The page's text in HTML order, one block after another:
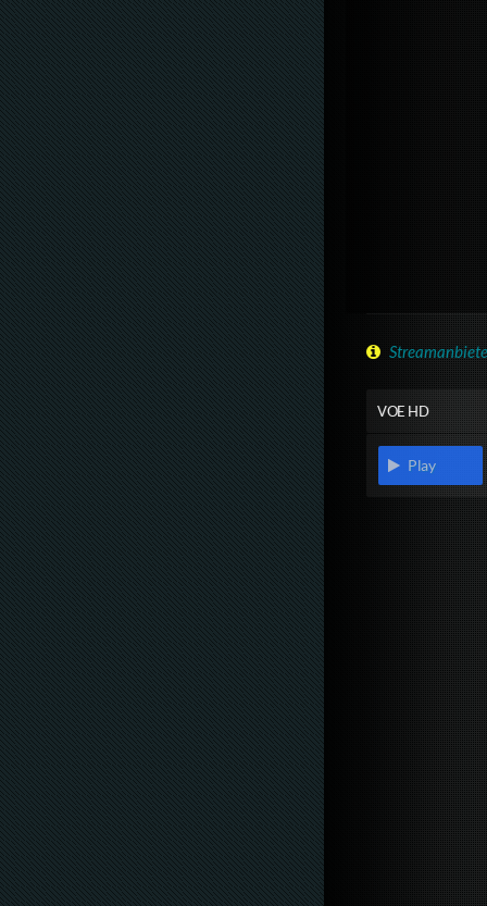
VOE HD
Play